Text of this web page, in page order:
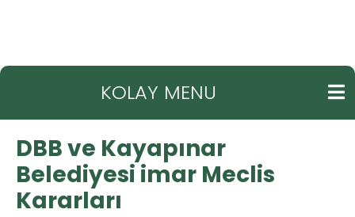
KOLAY MENU
DBB ve Kayapınar
Belediyesi imar Meclis
Kararları